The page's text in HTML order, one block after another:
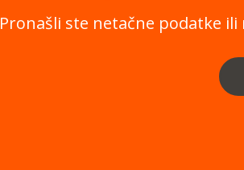
Pronašli ste netačne podatke